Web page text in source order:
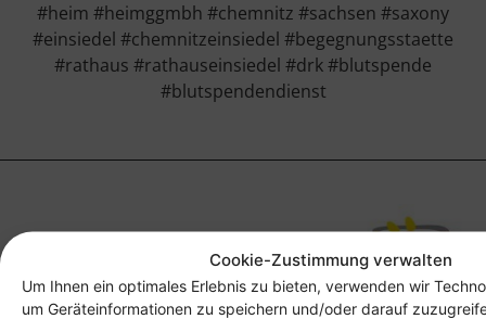
Cookie-Zustimmung verwalten
Um Ihnen ein optimales Erlebnis zu bieten, verwenden wir
um Geräteinformationen zu speichern und/oder darauf
#heim #heimggmbh #chemnitz #sachsen #saxony
#einsiedel #chemnitzeinsiedel #begegnungsstaette
#rathaus #rathauseinsiedel #drk #blutspende
#blutspendendienst